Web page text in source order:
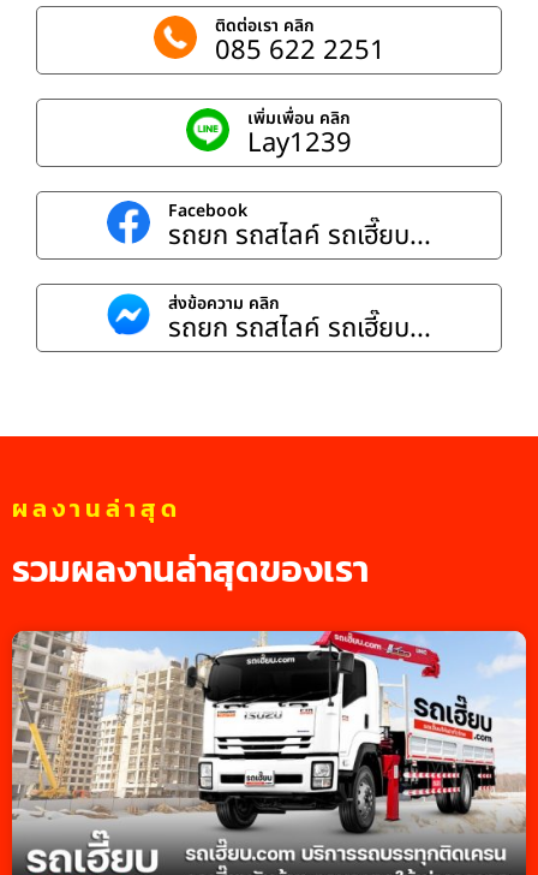
ติดต่อเรา คลิก
085 622 2251
เพิ่มเพื่อน คลิก
Lay1239
Facebook
รถยก รถสไลค์ รถเฮี๊ยบ...
ส่งข้อความ คลิก
รถยก รถสไลค์ รถเฮี๊ยบ...
ผลงานล่าสุด
รวมผลงานล่าสุดของเรา